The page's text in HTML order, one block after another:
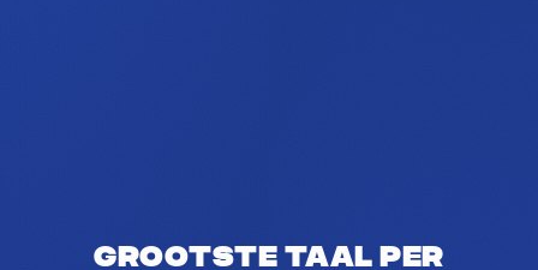
Grootste taal per